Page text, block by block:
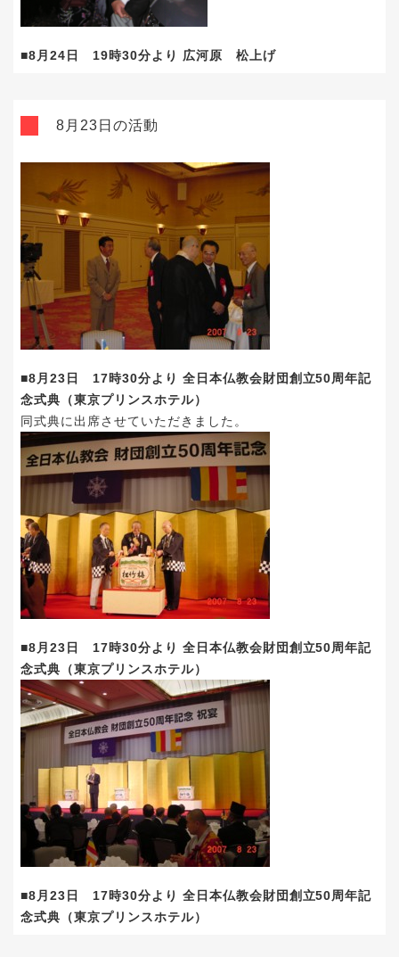
■8月24日 19時30分より 広河原 松上げ
8月23日の活動
■8月23日 17時30分より 全日本仏教会財団創立50周年記
念式典（東京プリンスホテル）
同式典に出席させていただきました。
■8月23日 17時30分より 全日本仏教会財団創立50周年記
念式典（東京プリンスホテル）
■8月23日 17時30分より 全日本仏教会財団創立50周年記
念式典（東京プリンスホテル）